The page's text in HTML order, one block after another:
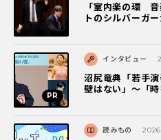
「室内楽の環
トのシルバーガ
インタビュー
沼尻竜典「若手
壁はない」～「
読みもの